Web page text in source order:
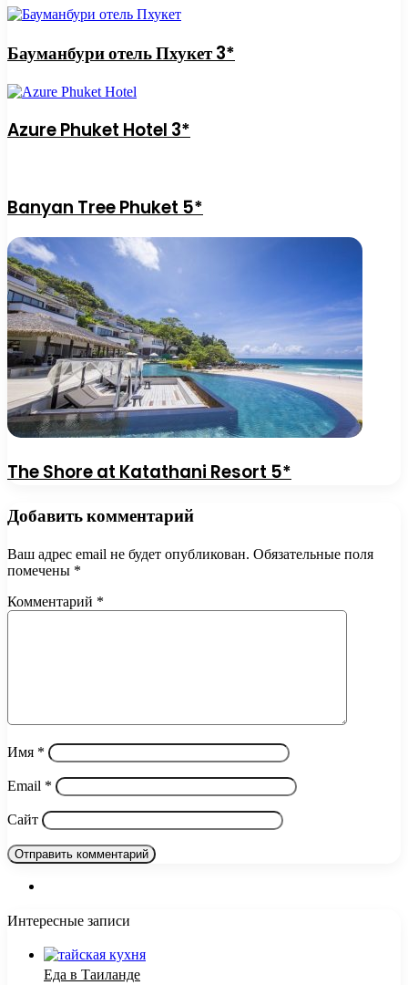
Бауманбури отель Пхукет 3*
Azure Phuket Hotel 3*
Banyan Tree Phuket 5*
The Shore at Katathani Resort 5*
Добавить комментарий
Ваш адрес email не будет опубликован. Обязательные поля
помечены *
Комментарий *
Имя *
Email *
Сайт
Интересные записи
Еда в Таиланде